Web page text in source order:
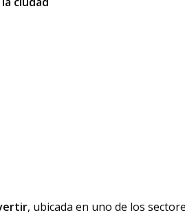
, ubicada en uno de los